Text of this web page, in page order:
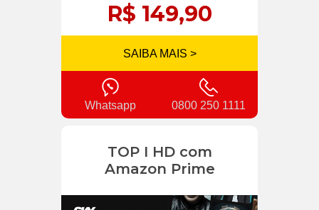
R$ 149,90
SAIBA MAIS >
Whatsapp 0800 250 1111
TOP I HD com
Amazon Prime